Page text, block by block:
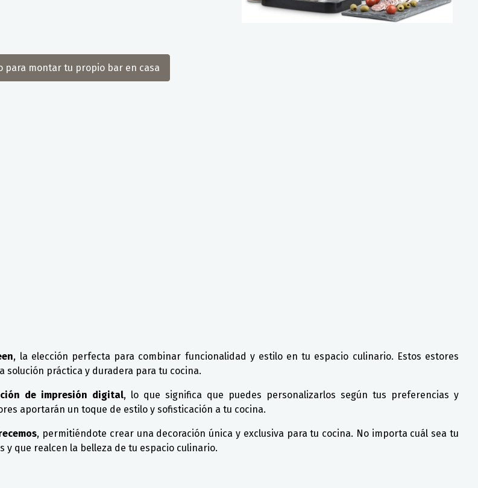
para montar tu propio bar en casa
, la elección perfecta para combinar funcionalidad y estilo en tu espacio culinario. Estos estores
práctica y duradera para tu cocina.
de impresión digital, lo que significa que puedes personalizarlos según tus preferencias y
aportarán un toque de estilo y sofisticación a tu cocina.
, permitiéndote crear una decoración única y exclusiva para tu cocina. No importa cuál sea tu
que realcen la belleza de tu espacio culinario.